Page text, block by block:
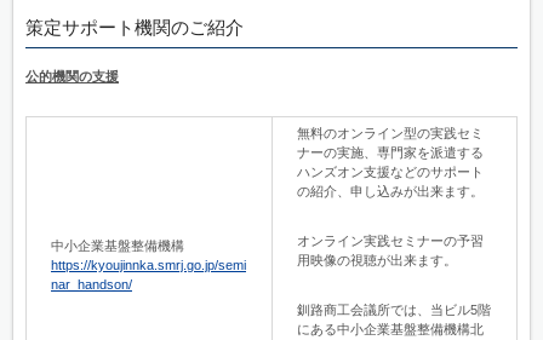
策定サポート機関のご紹介
公的機関の支援
中小企業基盤整備機構
https://kyoujinnka.smrj.go.jp/semi
nar_handson/
無料のオンライン型の実践セミ
ナーの実施、専門家を派遣する
ハンズオン支援などのサポート
の紹介、申し込みが出来ます。
オンライン実践セミナーの予習
用映像の視聴が出来ます。
釧路商工会議所では、当ビル5階
にある中小企業基盤整備機構北